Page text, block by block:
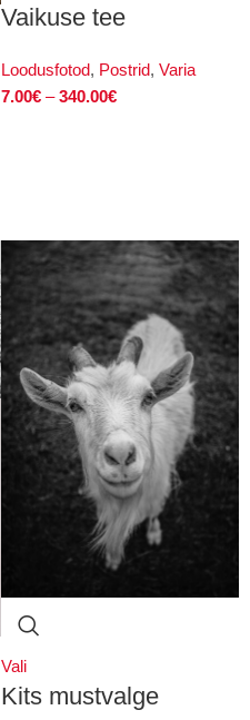
Vaikuse tee
Loodusfotod, Postrid, Varia
7.00€ – 340.00€
Vali
Kits mustvalge